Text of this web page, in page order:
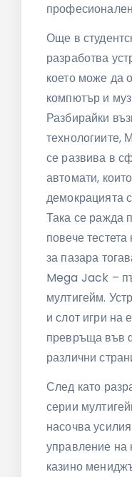
Още в
разработва
което може да
компютър и
Разбирайки
технологиите,
се развива в
автомати,
демокрацията
Така се ражда
повече
за пазара
Mega Jack –
мултигейм.
и слот игри на
превръща във
различни
След като
серии
насочва
управление на
казино